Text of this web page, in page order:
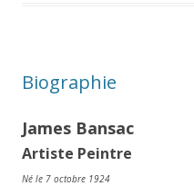
Biographie
James Bansac
Artiste Peintre
Né le 7 octobre 1924